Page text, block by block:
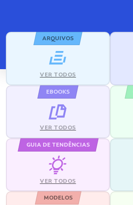
ARQUIVOS
VER TODOS
EBOOKS
VER TODOS
GUIA DE TENDÊNCIAS
VER TODOS
MODELOS